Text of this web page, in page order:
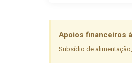
Apoios financeiros
Subsídio de